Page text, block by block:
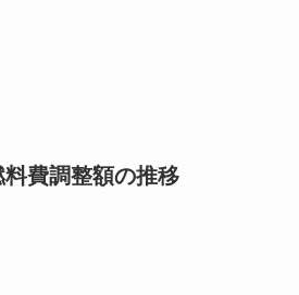
料費調整額の推移